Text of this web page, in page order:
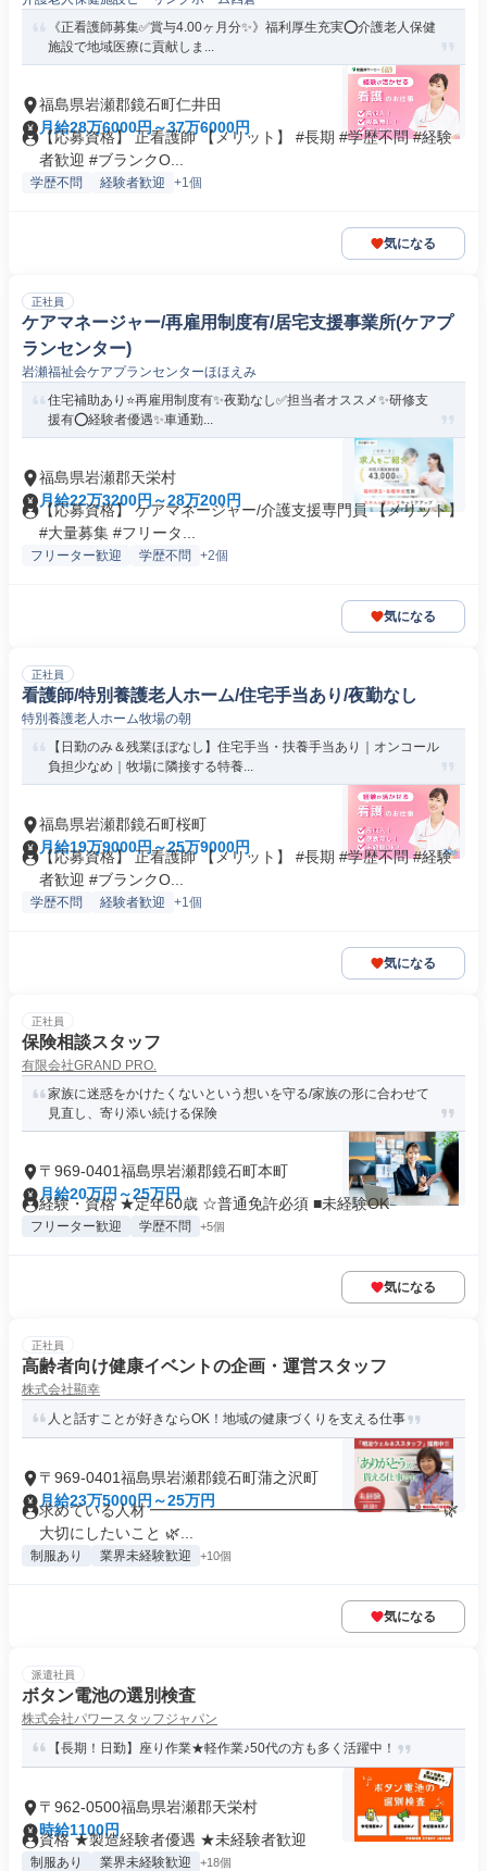
《正看護師募集✅️賞与4.00ヶ月分✨》福利厚生充実⭕介護老人保健
施設で地域医療に貢献しま...
福島県岩瀬郡鏡石町仁井田
月給28万6000円～37万6000円
【応募資格】 正看護師 【メリット】 #長期 #学歴不問 #経験
者歓迎 #ブランクO...
学歴不問 経験者歓迎 +1個
気になる
正社員
ケアマネージャー/再雇用制度有/居宅支援事業所(ケアプ
ランセンター)
岩瀬福祉会ケアプランセンターほほえみ
住宅補助あり⭐️再雇用制度有✨夜勤なし✅️担当者オススメ✨研修支
援有⭕️経験者優遇✨車通勤...
福島県岩瀬郡天栄村
月給22万3200円～28万200円
【応募資格】 ケアマネージャー/介護支援専門員 【メリット】
#大量募集 #フリータ...
フリーター歓迎 学歴不問 +2個
気になる
正社員
看護師/特別養護老人ホーム/住宅手当あり/夜勤なし
特別養護老人ホーム牧場の朝
【日勤のみ＆残業ほぼなし】住宅手当・扶養手当あり｜オンコール
負担少なめ｜牧場に隣接する特養...
福島県岩瀬郡鏡石町桜町
月給19万9000円～25万9000円
【応募資格】 正看護師 【メリット】 #長期 #学歴不問 #経験
者歓迎 #ブランクO...
学歴不問 経験者歓迎 +1個
気になる
正社員
保険相談スタッフ
有限会社GRAND PRO.
家族に迷惑をかけたくないという想いを守る/家族の形に合わせて
見直し、寄り添い続ける保険
〒969-0401福島県岩瀬郡鏡石町本町
月給20万円～25万円
経験・資格 ★定年60歳 ☆普通免許必須 ■未経験OK
フリーター歓迎 学歴不問 +5個
気になる
正社員
高齢者向け健康イベントの企画・運営スタッフ
株式会社顯幸
人と話すことが好きならOK！地域の健康づくりを支える仕事
〒969-0401福島県岩瀬郡鏡石町蒲之沢町
月給23万5000円～25万円
求めている人材 ━━━━━━━━━━━━━━━━━━━ 🌿
大切にしたいこと 🌿...
制服あり 業界未経験歓迎 +10個
気になる
派遣社員
ボタン電池の選別検査
株式会社パワースタッフジャパン
【長期！日勤】座り作業★軽作業♪50代の方も多く活躍中！
〒962-0500福島県岩瀬郡天栄村
時給1100円
資格 ★製造経験者優遇 ★未経験者歓迎
制服あり 業界未経験歓迎 +18個